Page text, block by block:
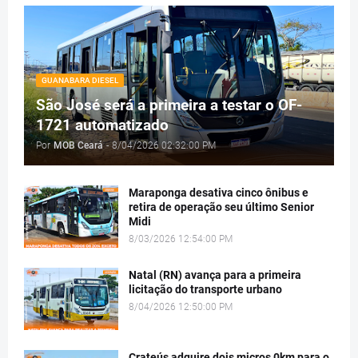
GUANABARA DIESEL
São José será a primeira a testar o OF-
1721 automatizado
Por MOB Ceará - 8/04/2026 02:32:00 PM
Maraponga desativa cinco ônibus e
retira de operação seu último Senior
Midi
8/03/2026 12:54:00 PM
Natal (RN) avança para a primeira
licitação do transporte urbano
8/04/2026 12:50:00 PM